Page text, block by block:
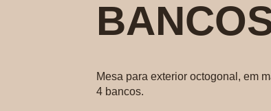
Mesa para exterior octogonal, em
4 bancos.